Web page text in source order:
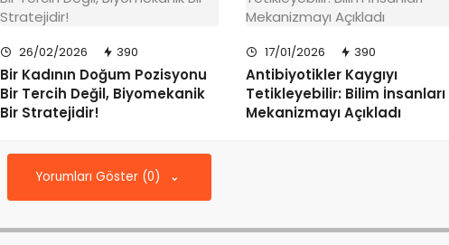
26/02/2026 390
Bir Kadının Doğum Pozisyonu
Bir Tercih Değil, Biyomekanik
Bir Stratejidir!
17/01/2026 390
Antibiyotikler Kaygıyı
Tetikleyebilir: Bilim İnsanları
Mekanizmayı Açıkladı
Yorumları Göster (0)